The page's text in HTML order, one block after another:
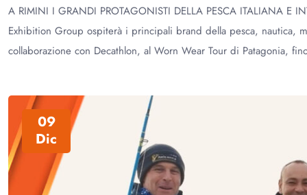
A RIMINI I GRANDI PROTAGONISTI DELLA PESCA ITALIANA E
Exhibition Group ospiterà i principali brand della pesca, nautica,
collaborazione con Decathlon, al Worn Wear Tour di Patagonia,
09
Dic